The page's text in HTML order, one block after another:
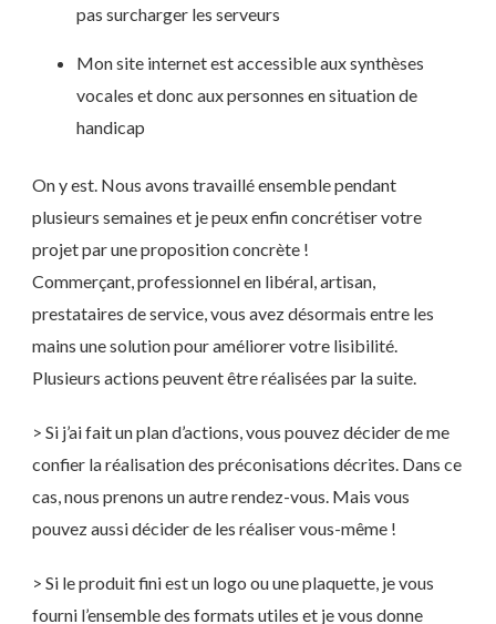
pas surcharger les serveurs
Mon site internet est accessible aux synthèses
vocales et donc aux personnes en situation de
handicap
On y est. Nous avons travaillé ensemble pendant
plusieurs semaines et je peux enfin concrétiser votre
projet par une proposition concrète !
Commerçant, professionnel en libéral, artisan,
prestataires de service, vous avez désormais entre les
mains une solution pour améliorer votre lisibilité.
Plusieurs actions peuvent être réalisées par la suite.
> Si j’ai fait un plan d’actions, vous pouvez décider de me
confier la réalisation des préconisations décrites. Dans ce
cas, nous prenons un autre rendez-vous. Mais vous
pouvez aussi décider de les réaliser vous-même !
> Si le produit fini est un logo ou une plaquette, je vous
fourni l’ensemble des formats utiles et je vous donne